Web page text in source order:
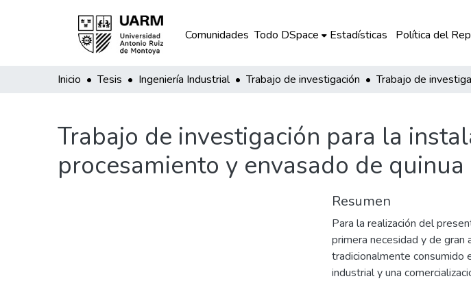
Comunidades Todo DSpace Estadísticas Política del
Inicio Tesis Ingeniería Industrial Trabajo de investigación
Trabajo de investigación para la
procesamiento y envasado de quinua
Resumen
Para la realización del
primera necesidad y de gran
tradicionalmente consumido
industrial y una